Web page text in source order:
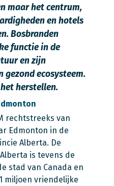
maar het centrum,
en hotels
Bosbranden
functie in de
en zijn
gezond ecosysteem.
herstellen.
rechtstreeks van
Edmonton in de
Alberta. De
is tevens de
stad van Canada en
miljoen vriendelijke